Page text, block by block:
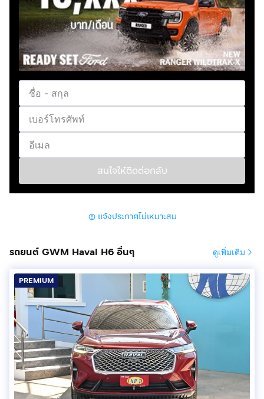
สนใจให้ติดต่อกลับ
แจ้งประกาศไม่เหมาะสม
รถยนต์ GWM Haval H6 อื่นๆ ดูเพิ่มเติม
PREMIUM